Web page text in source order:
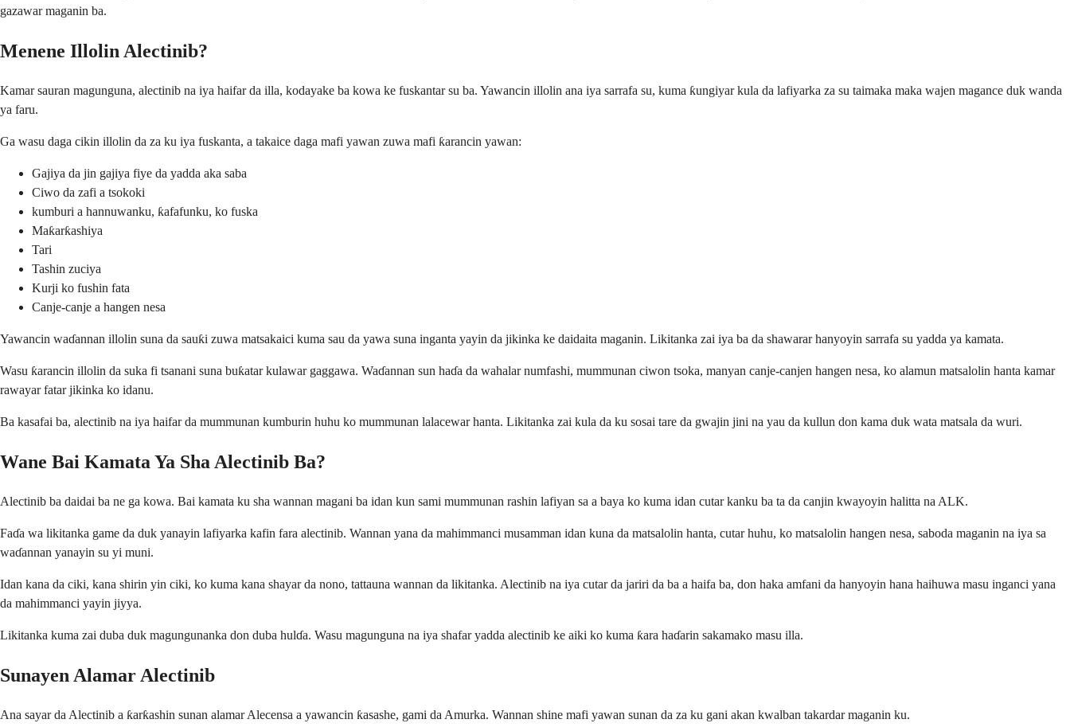
gazawar maganin ba.
Menene Illolin Alectinib?
Kamar sauran magunguna, alectinib na iya haifar da illa, kodayake ba kowa ke fuskantar su ba. Yawancin illolin ana iya sarrafa su, kuma ƙungiyar kula da lafiyarka za su taimaka maka wajen magance duk wanda
ya faru.
Ga wasu daga cikin illolin da za ku iya fuskanta, a takaice daga mafi yawan zuwa mafi ƙarancin yawan:
Gajiya da jin gajiya fiye da yadda aka saba
Ciwo da zafi a tsokoki
kumburi a hannuwanku, ƙafafunku, ko fuska
Maƙarƙashiya
Tari
Tashin zuciya
Kurji ko fushin fata
Canje-canje a hangen nesa
Yawancin waɗannan illolin suna da sauƙi zuwa matsakaici kuma sau da yawa suna inganta yayin da jikinka ke daidaita maganin. Likitanka zai iya ba da shawarar hanyoyin sarrafa su yadda ya kamata.
Wasu ƙarancin illolin da suka fi tsanani suna buƙatar kulawar gaggawa. Waɗannan sun haɗa da wahalar numfashi, mummunan ciwon tsoka, manyan canje-canjen hangen nesa, ko alamun matsalolin hanta kamar
rawayar fatar jikinka ko idanu.
Ba kasafai ba, alectinib na iya haifar da mummunan kumburin huhu ko mummunan lalacewar hanta. Likitanka zai kula da ku sosai tare da gwajin jini na yau da kullun don kama duk wata matsala da wuri.
Wane Bai Kamata Ya Sha Alectinib Ba?
Alectinib ba daidai ba ne ga kowa. Bai kamata ku sha wannan magani ba idan kun sami mummunan rashin lafiyan sa a baya ko kuma idan cutar kanku ba ta da canjin kwayoyin halitta na ALK.
Faɗa wa likitanka game da duk yanayin lafiyarka kafin fara alectinib. Wannan yana da mahimmanci musamman idan kuna da matsalolin hanta, cutar huhu, ko matsalolin hangen nesa, saboda maganin na iya sa
waɗannan yanayin su yi muni.
Idan kana da ciki, kana shirin yin ciki, ko kuma kana shayar da nono, tattauna wannan da likitanka. Alectinib na iya cutar da jariri da ba a haifa ba, don haka amfani da hanyoyin hana haihuwa masu inganci yana
da mahimmanci yayin jiyya.
Likitanka kuma zai duba duk magungunanka don duba hulɗa. Wasu magunguna na iya shafar yadda alectinib ke aiki ko kuma ƙara haɗarin sakamako masu illa.
Sunayen Alamar Alectinib
Ana sayar da Alectinib a ƙarƙashin sunan alamar Alecensa a yawancin ƙasashe, gami da Amurka. Wannan shine mafi yawan sunan da za ku gani akan kwalban takardar maganin ku.